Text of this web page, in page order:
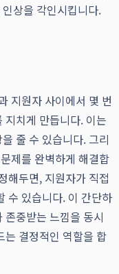
상을 각인시킵니다.
지원자 사이에서 몇 번
지치게 만듭니다. 이는
줄 수 있습니다. 그리
제를 완벽하게 해결합
해두면, 지원자가 직접
수 있습니다. 이 간단하
중받는 느낌을 동시
는 결정적인 역할을 합